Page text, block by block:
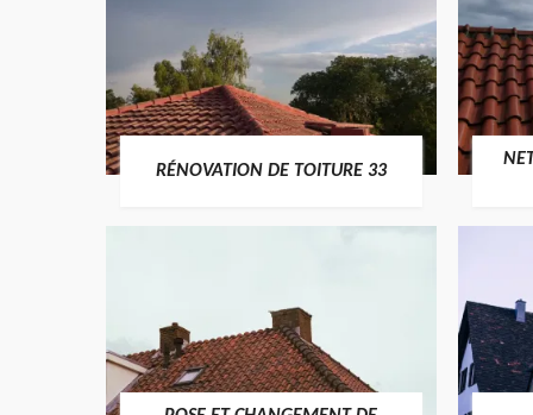
RÉNOVATION DE TOITURE 33